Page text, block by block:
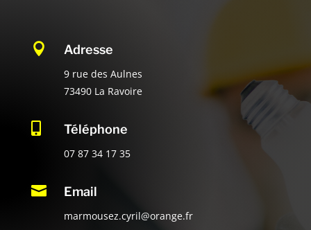
 Adresse
9 rue des Aulnes
73490 La Ravoire
 Téléphone
07 87 34 17 35
 Email
marmousez.cyril@orange.fr